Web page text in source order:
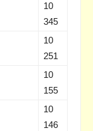
10
345
10
251
10
155
10
146